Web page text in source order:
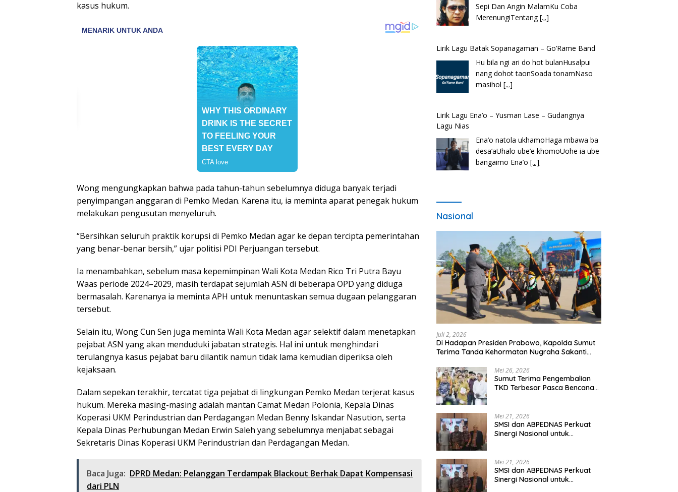
kasus hukum.
Wong mengungkapkan bahwa pada tahun-tahun sebelumnya diduga banyak terjadi
penyimpangan anggaran di Pemko Medan. Karena itu, ia meminta aparat penegak hukum
melakukan pengusutan menyeluruh.
“Bersihkan seluruh praktik korupsi di Pemko Medan agar ke depan tercipta pemerintahan
yang benar-benar bersih,” ujar politisi PDI Perjuangan tersebut.
Ia menambahkan, sebelum masa kepemimpinan Wali Kota Medan Rico Tri Putra Bayu
Waas periode 2024–2029, masih terdapat sejumlah ASN di beberapa OPD yang diduga
bermasalah. Karenanya ia meminta APH untuk menuntaskan semua dugaan pelanggaran
tersebut.
Selain itu, Wong Cun Sen juga meminta Wali Kota Medan agar selektif dalam menetapkan
pejabat ASN yang akan menduduki jabatan strategis. Hal ini untuk menghindari
terulangnya kasus pejabat baru dilantik namun tidak lama kemudian diperiksa oleh
kejaksaan.
Dalam sepekan terakhir, tercatat tiga pejabat di lingkungan Pemko Medan terjerat kasus
hukum. Mereka masing-masing adalah mantan Camat Medan Polonia, Kepala Dinas
Koperasi UKM Perindustrian dan Perdagangan Medan Benny Iskandar Nasution, serta
Kepala Dinas Perhubungan Medan Erwin Saleh yang sebelumnya menjabat sebagai
Sekretaris Dinas Koperasi UKM Perindustrian dan Perdagangan Medan.
Baca Juga: DPRD Medan: Pelanggan Terdampak Blackout Berhak Dapat Kompensasi
dari PLN
Sepi Dan Angin MalamKu Coba
MerenungiTentang[...]
Lirik Lagu Batak Sopanagaman – Go’Rame Band
Hu bila ngi ari do hot bulanHusalpui
nang dohot taonSoada tonamNaso
masihol[...]
Lirik Lagu Ena’o – Yusman Lase – Gudangnya
Lagu Nias
Ena’o natola ukhamoHaga mbawa ba
desa’aUhalo ube’e khomoUohe ia ube
bangaimo Ena’o[...]
Nasional
Juli 2, 2026
Di Hadapan Presiden Prabowo, Kapolda Sumut
Terima Tanda Kehormatan Nugraha Sakanti
Mei 26, 2026
Sumut Terima Pengembalian
TKD Terbesar Pasca Bencana
Mei 21, 2026
SMSI dan ABPEDNAS Perkuat
Sinergi Nasional untuk
Mei 21, 2026
SMSI dan ABPEDNAS Perkuat
Sinergi Nasional untuk